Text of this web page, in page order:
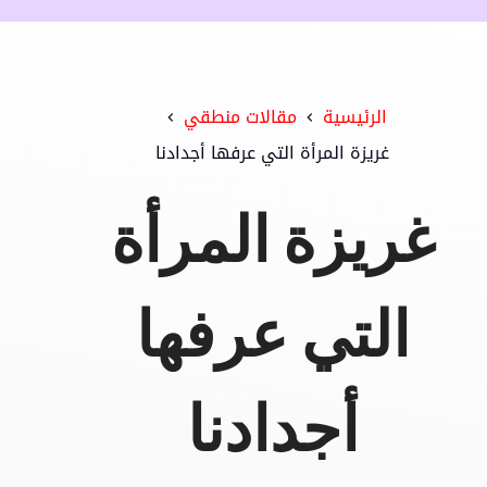
الرئيسية
مقالات منطقي
غريزة المرأة التي عرفها أجدادنا
غريزة المرأة
التي عرفها
أجدادنا